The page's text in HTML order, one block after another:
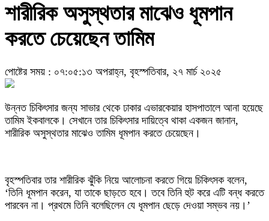
শারীরিক অসুস্থতার মাঝেও ধূমপান
করতে চেয়েছেন তামিম
পোষ্টের সময় : ০৭:০৫:১৩ অপরাহ্ন, বৃহস্পতিবার, ২৭ মার্চ ২০২৫
উন্নত চিকিৎসার জন্য সাভার থেকে ঢাকার এভারকেয়ার হাসপাতালে আনা হয়েছে
তামিম ইকবালকে। সেখানে তার চিকিৎসার দায়িত্বে থাকা একজন জানান,
শারীরিক অসুস্থতার মাঝেও তামিম ধূমপান করতে চেয়েছেন।
বৃহস্পতিবার তার শারীরিক ঝুঁকি নিয়ে আলোচনা করতে গিয়ে চিকিৎসক বলেন,
‘তিনি ধূমপান করেন, যা তাকে ছাড়তে হবে। তবে তিনি হুট করে এটি বন্ধ করতে
পারবেন না। প্রথমে তিনি বলেছিলেন যে ধূমপান ছেড়ে দেওয়া সম্ভব নয়।’